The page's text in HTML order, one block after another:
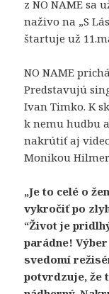
z NO NAME sa
naživo na „S
štartuje už
NO NAME
Predstavujú
Ivan Timko. K
k nemu hudbu
nakrútiť aj
Monikou
„Je to celé o
vykročiť po
“Život je
parádne!
svedomí
potvrdzuje, že